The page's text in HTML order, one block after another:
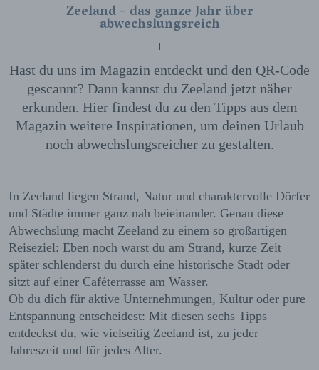
Zeeland – das ganze Jahr über
abwechslungsreich
Hast du uns im Magazin entdeckt und den QR-Code
gescannt? Dann kannst du Zeeland jetzt näher
erkunden. Hier findest du zu den Tipps aus dem
Magazin weitere Inspirationen, um deinen Urlaub
noch abwechslungsreicher zu gestalten.
In Zeeland liegen Strand, Natur und charaktervolle Dörfer
und Städte immer ganz nah beieinander. Genau diese
Abwechslung macht Zeeland zu einem so großartigen
Reiseziel: Eben noch warst du am Strand, kurze Zeit
später schlenderst du durch eine historische Stadt oder
sitzt auf einer Caféterrasse am Wasser.
Ob du dich für aktive Unternehmungen, Kultur oder pure
Entspannung entscheidest: Mit diesen sechs Tipps
entdeckst du, wie vielseitig Zeeland ist, zu jeder
Jahreszeit und für jedes Alter.